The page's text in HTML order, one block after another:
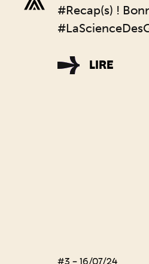
#Recap(s) !
LIRE